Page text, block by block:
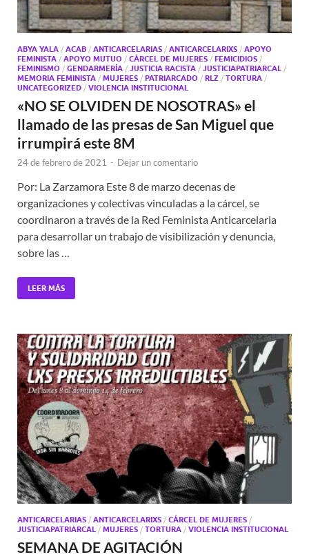
ABYA YALA / ACAB / ANTICARCELARIAS / ANTICARCELARIXS / APOYO
FEMINISTA / APOYO MUTUO / CÁRCEL DE MUJERES / FEMICIDIOS /
FEMINISMO / GENDARMERÍA / JUSTICIA RACISTA / JUSTICIAPATRIARCAL /
MEMORIA FEMINISTA / MUJERES / PATRIARCADO / RLZ / TORTURA /
UNCATEGORIZED / VIOLENCIA INSTITUCIONAL
«NO SE OLVIDEN DE NOSOTRAS» el
llamado de las presas de San Miguel que
irrumpirá este 8M
24 de febrero de 2021 - Dejar un comentario
Por: La Zarzamora Este 8 de marzo decenas de
organizaciones y colectivas vinculadas a la cárcel, se
coordinaron a través de la Red Feminista Anticarcelaria
para desarrollar un trabajo de visibilización y denuncia,
sobre las …
LEER MÁS
ANTICARCELARIAS / ANTICARCELARIXS / CÁRCEL DE MUJERES /
JUSTICIAPATRIARCAL / MUJERES / TORTURA / VIOLENCIA INSTITUCIONAL
SEMANA DE AGITACIÓN